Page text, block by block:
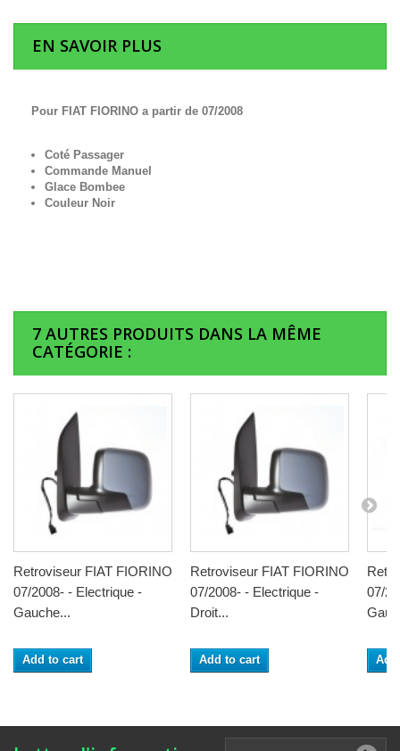
EN SAVOIR PLUS
Pour FIAT FIORINO a partir de 07/2008
Coté Passager
Commande Manuel
Glace Bombee
Couleur Noir
7 AUTRES PRODUITS DANS LA MÊME
CATÉGORIE :
Retroviseur FIAT FIORINO
07/2008- - Electrique -
Gauche...
Add to cart
Retroviseur FIAT FIORINO
07/2008- - Electrique -
Droit...
Add to cart
07/